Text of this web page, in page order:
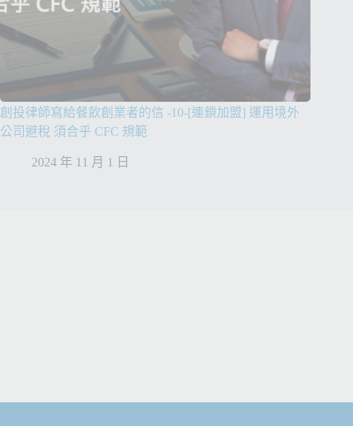
創投律師寫給餐飲創業者的信 -10-[連鎖加盟] 運用境外
公司避稅 須合乎 CFC 規範
2024 年 11 月 1 日